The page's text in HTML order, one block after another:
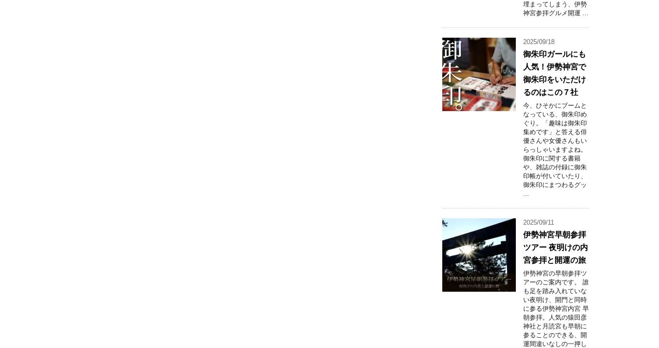
埋まってしまう、伊勢
神宮参拝グルメ開運 ...
2025/09/18
御朱印ガールにも
人気！伊勢神宮で
御朱印をいただけ
るのはこの７社
今、ひそかにブームと
なっている、御朱印め
ぐり。「趣味は御朱印
集めです」と答える俳
優さんや女優さんもい
らっしゃいますよね。
御朱印に関する書籍
や、雑誌の付録に御朱
印帳が付いていたり、
御朱印にまつわるグッ
...
2025/09/11
伊勢神宮早朝参拝
ツアー 夜明けの内
宮参拝と開運の旅
伊勢神宮の早朝参拝ツ
アーのご案内です。 誰
も足を踏み入れていな
い夜明け、開門と同時
に参る伊勢神宮内宮 早
朝参拝。人気の猿田彦
神社と月読宮も早朝に
参ることのできる、開
運間違いなしの一押し